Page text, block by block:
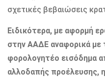
σχετικές βεβαιώσεις
Ειδικότερα, με αφορμή
στην ΑΑΔΕ αναφορικά με
φορολογητέο εισόδημα
αλλοδαπής προέλευσης,